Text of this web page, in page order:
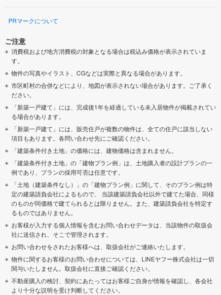
PRマークについて
ご注意
消費税および地方消費税の対象となる場合は税込み価格が表示されていま
す。
物件の写真やイラスト、CGなどは実際と異なる場合があります。
市区町村の合併などにより、地図が表示されない場合があります。ご了承く
ださい。
「新築一戸建て」には、完成後1年を経過している未入居物件が掲載されてい
る場合があります。
「新築一戸建て」には、販売住戸が複数の物件は、全ての住戸に該当しない
項目もあります。各問い合わせ先にご確認ください。
「建築条件付き土地」の価格には、建物価格は含まれません。
「建築条件付き土地」の「建物プラン例」は、土地購入者の設計プランの一
例であり、プランの採用可否は任意です。
「土地（建築条件なし）」の「建物プラン例」に関して、そのプラン例は特
定の建築請負会社によるもので、 当該建築請負会社以外で建てた場合、同様
のものが同価格で建てられるとは限りません。また、建築請負会社を特定す
るものではありません。
お客様が入力する個人情報を含むお問い合わせデータは、当該物件の取扱会
社に送信され、そこで管理されます。
お問い合わせをされたお客様へは、取扱会社がご連絡いたします。
物件に関するお客様のお問い合わせについては、LINEヤフー株式会社は一切
関与いたしません。取扱会社に直接ご確認ください。
不動産購入の検討、契約にあたってはお客様ご自身が情報を確認し、各会社
より十分な説明を受け判断してください。